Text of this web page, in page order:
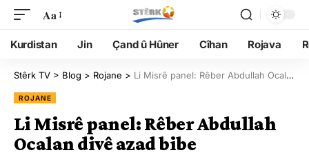
Aa
Kurdistan Jin Çand û Hûner Cîhan Rojava
Stêrk TV > Blog > Rojane > Li Misrê panel: Rêber Abdullah Ocalan divê azad bibe
ROJANE
Li Misrê panel: Rêber Abdullah
Ocalan divê azad bibe